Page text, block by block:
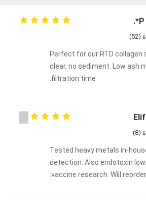
P*.
Perfect for our RTD collagen
clear, no sediment. Low ash
filtration time.
Elif
(8)
Tested heavy metals in-
detection. Also endotoxin
vaccine research. Will reorder.